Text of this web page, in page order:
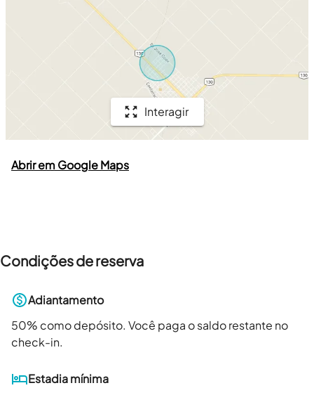
Interagir
Abrir em Google Maps
Condições de reserva
Adiantamento
50% como depósito. Você paga o saldo restante no
check-in.
Estadia mínima